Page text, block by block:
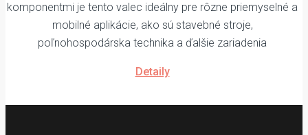
komponentmi je tento valec ideálny pre rôzne priemyselné a
mobilné aplikácie, ako sú stavebné stroje,
poľnohospodárska technika a ďalšie zariadenia
Detaily